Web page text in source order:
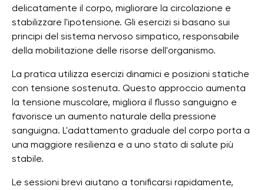
delicatamente il corpo, migliorare la circolazione e
stabilizzare l'ipotensione. Gli esercizi si basano sui
principi del sistema nervoso simpatico, responsabile
della mobilitazione delle risorse dell'organismo.
La pratica utilizza esercizi dinamici e posizioni statiche
con tensione sostenuta. Questo approccio aumenta
la tensione muscolare, migliora il flusso sanguigno e
favorisce un aumento naturale della pressione
sanguigna. L'adattamento graduale del corpo porta a
una maggiore resilienza e a uno stato di salute più
stabile.
Le sessioni brevi aiutano a tonificarsi rapidamente,